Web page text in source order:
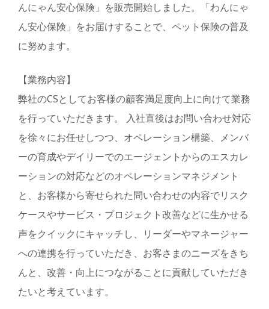
んにゃん安心保険」を販売開始しました。「わんにゃ
ん安心保険」をお届けすることで、ペット保険の普及
に努めます。
【業務内容】
弊社のCSとしてお客様の顧客満足度向上に向けて業務
を行っていただきます。 入社直後はお問い合わせ対応
を徐々にお任せしつつ、オペレーション構築、メンバ
ーの育成やデイリーでのエージェントからのエスカレ
ーションの対応などのオペレーションマネジメント
と、お客様から寄せられた問い合わせの内容でリスク
ケースやサービス・プロジェクト改善などに生かせる
声をクイックにキャッチし、リーダーやマネージャー
への連携を行っていただき、お客さまのニーズをきち
んと、改善・向上につながることに貢献していただき
たいと考えています。